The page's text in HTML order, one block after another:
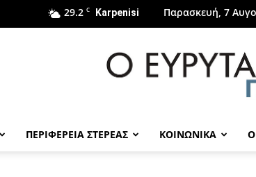
29.2 C Karpenisi Παρασκευή, 7
ΠΕΡΙΦΕΡΕΙΑ ΣΤΕΡΕΑΣ ΚΟΙΝΩΝΙΚΑ